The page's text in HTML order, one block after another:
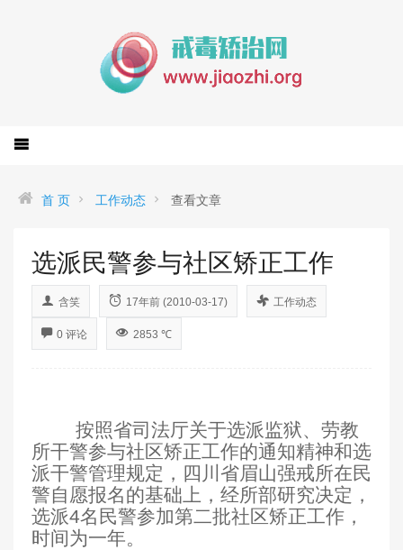
首 页 工作动态 查看文章
选派民警参与社区矫正工作
含笑 17年前 (2010-03-17) 工作动态
0 评论 2853 ℃
按照省司法厅关于选派监狱、劳教
所干警参与社区矫正工作的通知精神和选
派干警管理规定，四川省眉山强戒所在民
警自愿报名的基础上，经所部研究决定，
选派4名民警参加第二批社区矫正工作，
时间为一年。